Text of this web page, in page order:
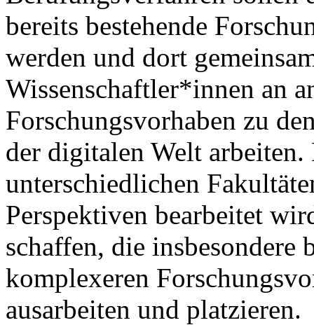
bereits bestehende
werden und dort
Wissenschaftler*innen an
Forschungsvorhaben zu
der digitalen Welt arbeiten.
unterschiedlichen
Perspektiven bearbeitet
schaffen, die
komplexeren
ausarbeiten und platzieren.